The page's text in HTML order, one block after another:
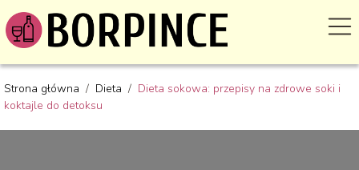
Strona główna / Dieta / Dieta sokowa: przepisy na zdrowe soki i
koktajle do detoksu